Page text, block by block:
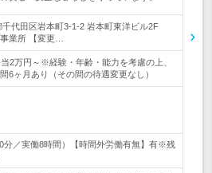
千代田区岩本町3-1-2 岩本町東洋ビル2F
業所 【変更…
2万円～※経験・年齢・能力を考慮の上、
6ヶ月あり（その間の待遇変更なし）
分／実働8時間）【時間外労働有無】有※残